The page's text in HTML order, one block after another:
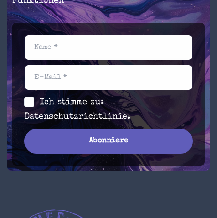
Name *
E-Mail *
Ich stimme zu:
Datenschutzrichtlinie.